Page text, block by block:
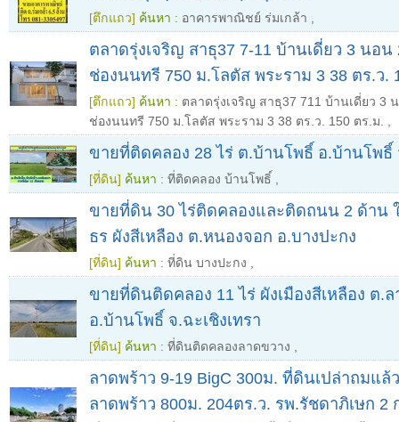
[ตึกแถว] ค้นหา : อาคารพาณิชย์ ร่มเกล้า
ตลาดรุ่งเจริญ สาธุ37 7-11 บ้านเดี่ยว 3 นอน
ช่องนนทรี 750 ม.โลตัส พระราม 3 38 ตร.ว.
[ตึกแถว] ค้นหา : ตลาดรุ่งเจริญ สาธุ37 711 บ้านเดี่ยว 3
ช่องนนทรี 750 ม.โลตัส พระราม 3 38 ตร.ว. 150 ตร.ม.
ขายที่ติดคลอง 28 ไร่ ต.บ้านโพธิ์ อ.บ้านโพธิ์
[ที่ดิน] ค้นหา : ที่ติดคลอง บ้านโพธิ์
ขายที่ดิน 30 ไร่ติดคลองและติดถนน 2 ด้าน
ธร ผังสีเหลือง ต.หนองจอก อ.บางปะกง
[ที่ดิน] ค้นหา : ที่ดิน บางปะกง
ขายที่ดินติดคลอง 11 ไร่ ผังเมืองสีเหลือง ต.
อ.บ้านโพธิ์ จ.ฉะเชิงเทรา
[ที่ดิน] ค้นหา : ที่ดินติดคลองลาดขวาง
ลาดพร้าว 9-19 BigC 300ม. ที่ดินเปล่าถมแล้
ลาดพร้าว 800ม. 204ตร.ว. รพ.รัชดาภิเษก 2